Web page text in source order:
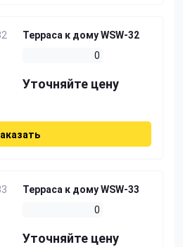
Терраса к дому WSW-32
0
Уточняйте цену
Терраса к дому WSW-33
0
Уточняйте цену